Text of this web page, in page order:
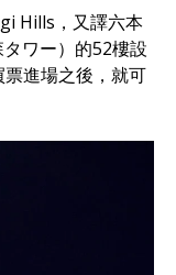
Hills，又譯六本
ワー）的52樓設
票進場之後，就可